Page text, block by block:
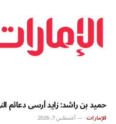
حميد بن راشد: زايد أرسى دعائم
الإمارات أغسطس 7, 2026